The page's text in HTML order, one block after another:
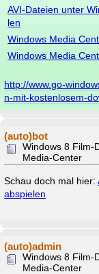
AVI-Dateien unter
len
Windows Media
Windows Media
http://www.go-
n-mit-kostenlosem-
(auto)bot
Windows 8 Film-
Media-Center
Schau doch mal hier:
abspielen
(auto)admin
Windows 8 Film-
Media-Center